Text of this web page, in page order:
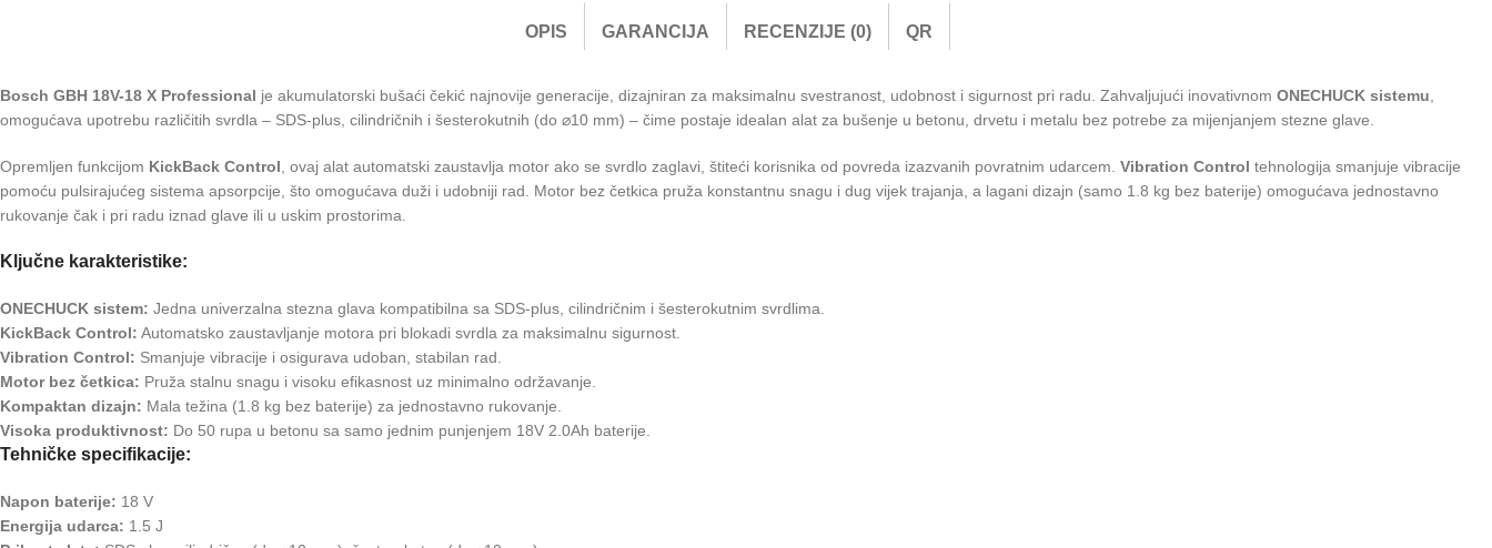
OPIS GARANCIJA RECENZIJE (0) QR
Bosch GBH 18V-18 X Professional je akumulatorski bušaći čekić najnovije generacije, dizajniran za maksimalnu svestranost, udobnost i sigurnost pri radu. Zahvaljujući inovativnom ONECHUCK sistemu
omogućava upotrebu različitih svrdla – SDS-plus, cilindričnih i šesterokutnih (do ⌀10 mm) – čime postaje idealan alat za bušenje u betonu, drvetu i metalu bez potrebe za mijenjanjem stezne glave.
Opremljen funkcijom KickBack Control , ovaj alat automatski zaustavlja motor ako se svrdlo zaglavi, štiteći korisnika od povreda izazvanih povratnim udarcem. Vibration Control tehnologija smanjuje vibracije
pomoću pulsirajućeg sistema apsorpcije, što omogućava duži i udobniji rad. Motor bez četkica pruža konstantnu snagu i dug vijek trajanja, a lagani dizajn (samo 1.8 kg bez baterije) omogućava jednostavno
rukovanje čak i pri radu iznad glave ili u uskim prostorima.
Ključne karakteristike:
ONECHUCK sistem: Jedna univerzalna stezna glava kompatibilna sa SDS-plus, cilindričnim i šesterokutnim svrdlima.
KickBack Control: Automatsko zaustavljanje motora pri blokadi svrdla za maksimalnu sigurnost.
Vibration Control: Smanjuje vibracije i osigurava udoban, stabilan rad.
Motor bez četkica: Pruža stalnu snagu i visoku efikasnost uz minimalno održavanje.
Kompaktan dizajn: Mala težina (1.8 kg bez baterije) za jednostavno rukovanje.
Visoka produktivnost: Do 50 rupa u betonu sa samo jednim punjenjem 18V 2.0Ah baterije.
Tehničke specifikacije:
Napon baterije: 18 V
Energija udarca: 1.5 J